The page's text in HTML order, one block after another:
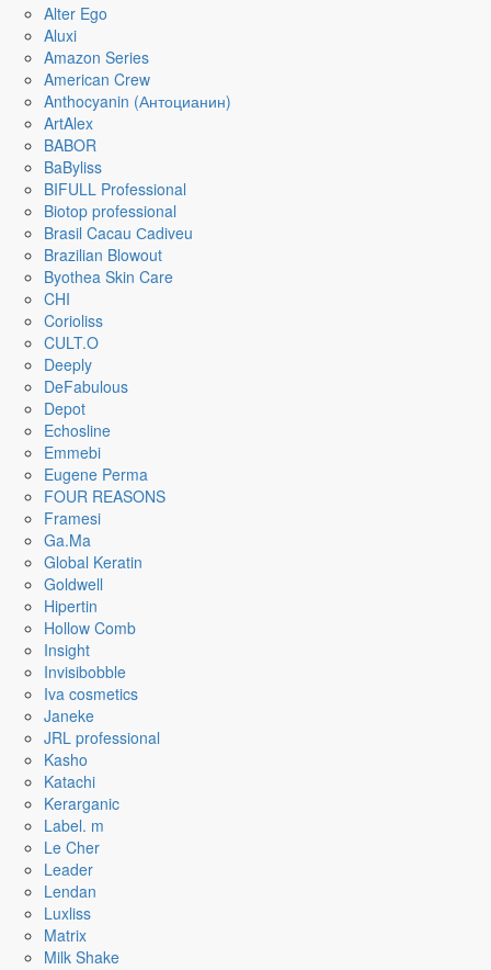
Alter Ego
Aluxi
Amazon Series
American Crew
Anthocyanin (Антоцианин)
ArtAlex
BABOR
BaByliss
BIFULL Professional
Biotop professional
Brasil Cacau Сadiveu
Brazilian Blowout
Byothea Skin Care
CHI
Corioliss
CULT.O
Deeply
DeFabulous
Depot
Echosline
Emmebi
Eugene Perma
FOUR REASONS
Framesi
Ga.Ma
Global Keratin
Goldwell
Hipertin
Hollow Comb
Insight
Invisibobble
Iva cosmetics
Janeke
JRL professional
Kasho
Katachi
Kerarganic
Label. m
Le Cher
Leader
Lendan
Luxliss
Matrix
Milk Shake